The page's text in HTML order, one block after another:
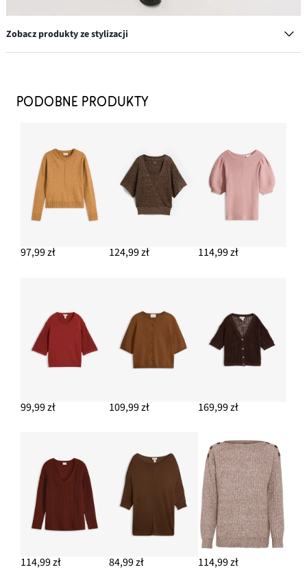
Zobacz produkty ze stylizacji
97,99 zł
129,99 zł
DODAJ DO KOSZYKA
Torebka
DODAJ DO KOSZYKA
PODOBNE PRODUKTY
97,99 zł 124,99 zł 114,99 zł
99,99 zł 109,99 zł 169,99 zł
114,99 zł 84,99 zł 114,99 zł